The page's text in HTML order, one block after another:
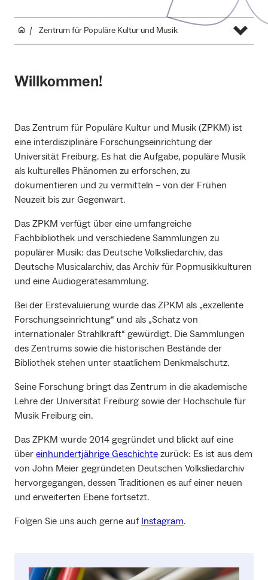
Zentrum für Populäre Kultur und Musik
Willkommen!
Das Zentrum für Populäre Kultur und Musik (ZPKM) ist
eine interdisziplinäre Forschungseinrichtung der
Universität Freiburg. Es hat die Aufgabe, populäre Musik
als kulturelles Phänomen zu erforschen, zu
dokumentieren und zu vermitteln – von der Frühen
Neuzeit bis zur Gegenwart.
Das ZPKM verfügt über eine umfangreiche
Fachbibliothek und verschiedene Sammlungen zu
populärer Musik: das Deutsche Volksliedarchiv, das
Deutsche Musicalarchiv, das Archiv für Popmusikkulturen
und eine Audiogerätesammlung.
Bei der Erstevaluierung wurde das ZPKM als „exzellente
Forschungseinrichtung“ und als „Schatz von
internationaler Strahlkraft“ gewürdigt. Die Sammlungen
des Zentrums sowie die historischen Bestände der
Bibliothek stehen unter staatlichem Denkmalschutz.
Seine Forschung bringt das Zentrum in die akademische
Lehre der Universität Freiburg sowie der Hochschule für
Musik Freiburg ein.
Das ZPKM wurde 2014 gegründet und blickt auf eine
über einhundertjährige Geschichte zurück: Es ist aus dem
von John Meier gegründeten Deutschen Volksliedarchiv
hervorgegangen, dessen Traditionen es auf einer neuen
und erweiterten Ebene fortsetzt.
Folgen Sie uns auch gerne auf Instagram.